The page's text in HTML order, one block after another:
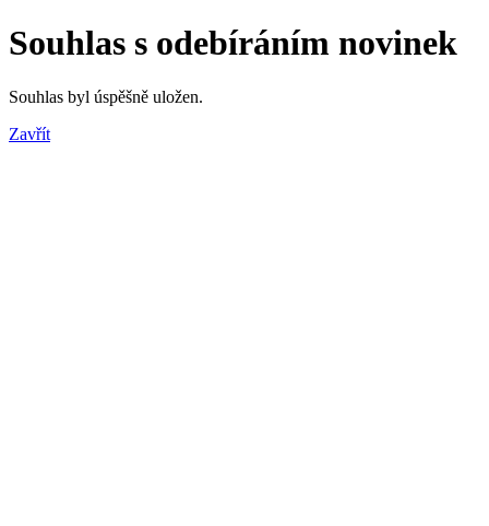
Souhlas s odebíráním novinek
Souhlas byl úspěšně uložen.
Zavřít